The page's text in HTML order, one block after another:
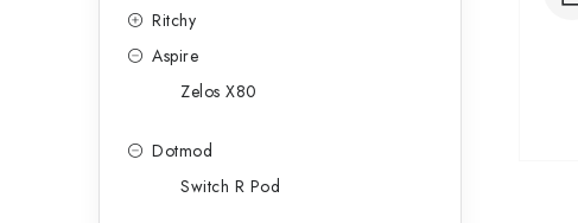
Ritchy
Aspire
Zelos X80
Dotmod
Switch R Pod